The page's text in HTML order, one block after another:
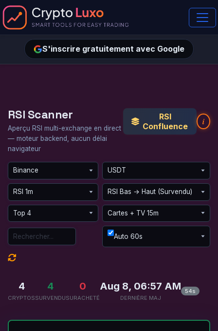
S'inscrire gratuitement avec Google
RSI Scanner
Aperçu RSI multi-exchange en direct
— moteur backend, aucun délai
navigateur
RSI
Confluence
i
Auto 60s
4
CRYPTOS
4
SURVENDU
0
SURACHETÉ
Aug 8, 06:57 AM
DERNIÈRE MAJ
54s